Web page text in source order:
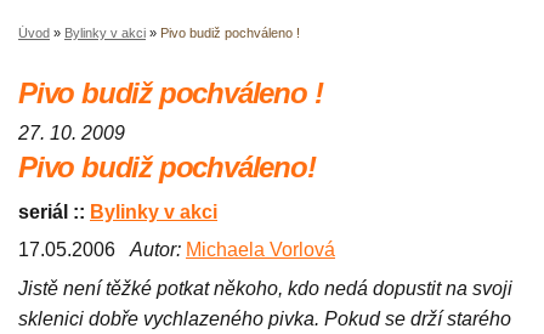
Úvod » Bylinky v akci » Pivo budiž pochváleno !
Pivo budiž pochváleno !
27. 10. 2009
Pivo budiž pochváleno!
seriál :: Bylinky v akci
17.05.2006Autor: Michaela Vorlová
Jistě není těžké potkat někoho, kdo nedá dopustit na svoji
sklenici dobře vychlazeného pivka. Pokud se drží starého